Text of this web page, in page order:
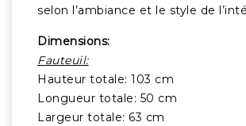
selon l’ambiance et le style de
Dimensions:
Fauteuil:
Hauteur totale: 103 cm
Longueur totale: 50 cm
Largeur totale: 63 cm